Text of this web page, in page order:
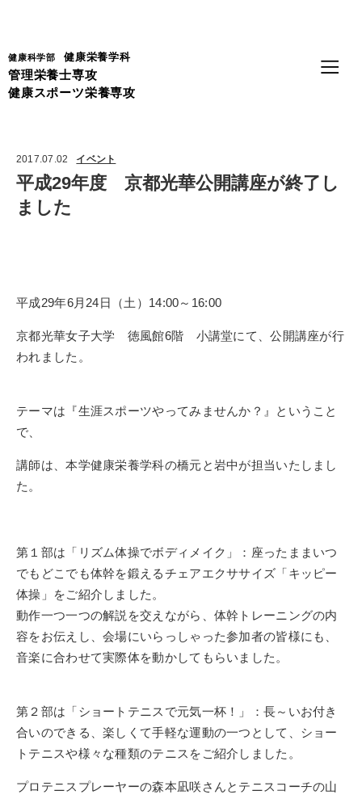
健康科学部 健康栄養学科
管理栄養士専攻
健康スポーツ栄養専攻
2017.07.02 イベント
平成29年度 京都光華公開講座が終了し
ました
平成29年6月24日（土）14:00～16:00
京都光華女子大学 徳風館6階 小講堂にて、公開講座が行
われました。
テーマは『生涯スポーツやってみませんか？』ということ
で、
講師は、本学健康栄養学科の橋元と岩中が担当いたしまし
た。
第１部は「リズム体操でボディメイク」：座ったままいつ
でもどこでも体幹を鍛えるチェアエクササイズ「キッピー
体操」をご紹介しました。
動作一つ一つの解説を交えながら、体幹トレーニングの内
容をお伝えし、会場にいらっしゃった参加者の皆様にも、
音楽に合わせて実際体を動かしてもらいました。
第２部は「ショートテニスで元気一杯！」：長～いお付き
合いのできる、楽しくて手軽な運動の一つとして、ショー
トテニスや様々な種類のテニスをご紹介しました。
プロテニスプレーヤーの森本凪咲さんとテニスコーチの山